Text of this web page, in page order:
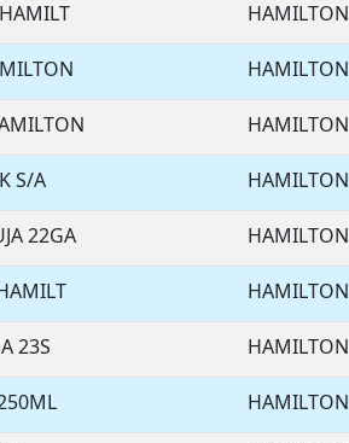
HAMILTON
HAMILTON
HAMILTON
S/A HAMILTON
22GA HAMILTON
HAMILTON
23S HAMILTON
HAMILTON